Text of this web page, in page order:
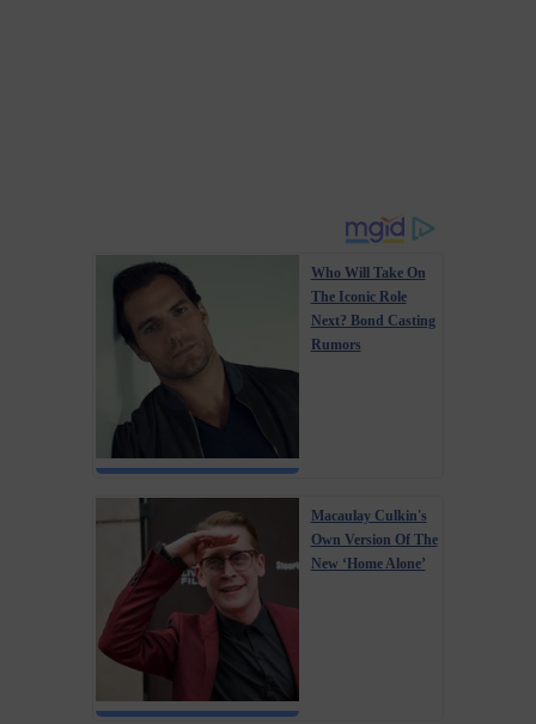
Who Will Take On
The Iconic Role
Next? Bond Casting
Rumors
Macaulay Culkin's
Own Version Of The
New ‘Home Alone’